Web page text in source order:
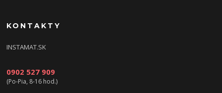
KONTAKTY
INSTAMAT.SK
0902 527 909
(Po-Pia, 8-16 hod.)